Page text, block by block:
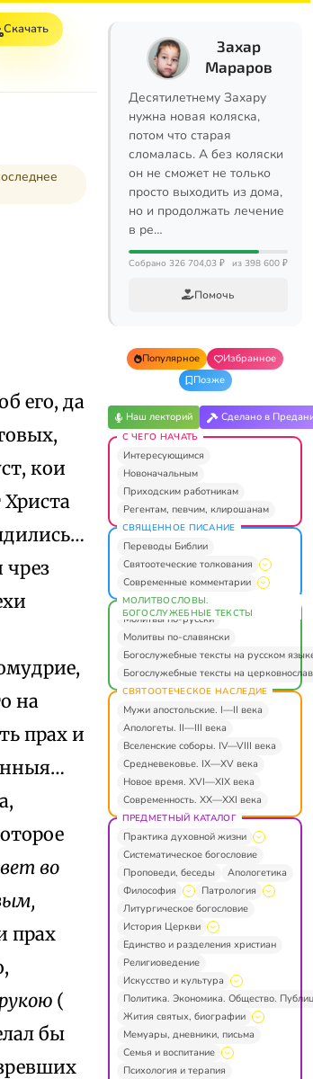
Скачать
его, да
кои
чрез
на
прах и
во
прах
(
бы
Захар
Мараров
Десятилетнему Захару
нужна новая коляска,
потом что старая
сломалась. А без коляски
он не сможет не только
просто выходить из дома,
но и продолжать лечение
в ре…
Собрано 326 704,03 ₽ из 398 600 ₽
Помочь
Популярное
Избранное
Позже
Наш лекторий Сделано в
С ЧЕГО НАЧАТЬ
Интересующимся
Новоначальным
Приходским работникам
Регентам, певчим, клирошанам
СВЯЩЕННОЕ ПИСАНИЕ
Переводы Библии
Святоотеческие толкования
Современные комментарии
МОЛИТВОСЛОВЫ.
БОГОСЛУЖЕБНЫЕ ТЕКСТЫ
Молитвы по-русски
Молитвы по-славянски
Богослужебные тексты на русском
Богослужебные тексты на
СВЯТООТЕЧЕСКОЕ НАСЛЕДИЕ
Мужи апостольские. I—II века
Апологеты. II—III века
Вселенские соборы. IV—VIII века
Средневековье. IX—XV века
Новое время. XVI—XIX века
Современность. XX—XXI века
ПРЕДМЕТНЫЙ КАТАЛОГ
Практика духовной жизни
Систематическое богословие
Проповеди, беседы
Апологетика
Философия
Патрология
Литургическое богословие
История Церкви
Единство и разделения христиан
Религиоведение
Искусство и культура
Политика. Экономика. Общество.
Жития святых, биографии
Мемуары, дневники, письма
Семья и воспитание
Психология и терапия